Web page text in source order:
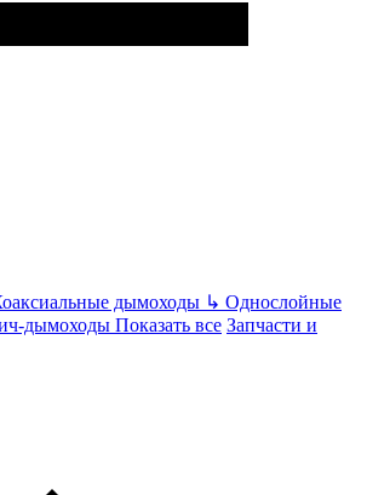
дымоходы ↳ Однослойные
дымоходы Показать все Запчасти и